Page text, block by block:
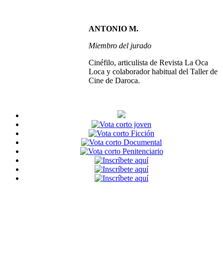
ANTONIO M.
Miembro del jurado
Cinéfilo, articulista de Revista La Oca
Loca y colaborador habitual del Taller de
Cine de Daroca.